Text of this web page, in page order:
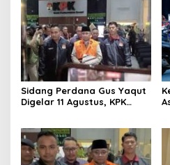
Sidang Perdana Gus Yaqut
Digelar 11 Agustus, KPK